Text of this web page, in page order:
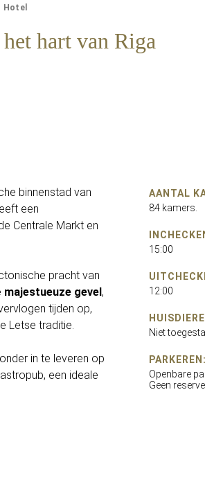
Hotel
hart van Riga
binnenstad van
een
Centrale Markt en
pracht van
majestueuze gevel,
tijden op,
Letse traditie.
in te leveren op
een ideale
AANTAL
84 kamers.
15:00
12:00
Niet
PARKEREN:
Openbare
Geen